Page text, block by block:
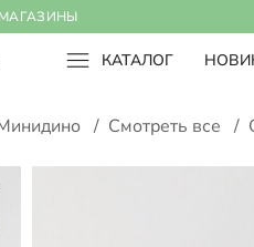
МАГАЗИНЫ
КАТАЛОГ
/ Смотреть все /